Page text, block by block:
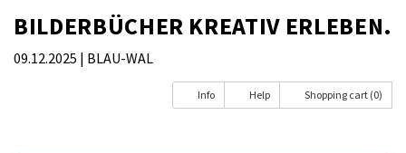
BILDERBÜCHER KREATIV ERLEBEN.
09.12.2025 | BLAU-WAL
Info Help Shopping cart (0)